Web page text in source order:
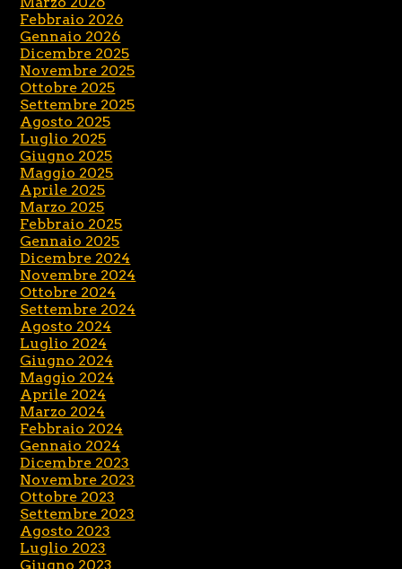
Febbraio 2026
Gennaio 2026
Dicembre 2025
Novembre 2025
Ottobre 2025
Settembre 2025
Agosto 2025
Luglio 2025
Giugno 2025
Maggio 2025
Aprile 2025
Marzo 2025
Febbraio 2025
Gennaio 2025
Dicembre 2024
Novembre 2024
Ottobre 2024
Settembre 2024
Agosto 2024
Luglio 2024
Giugno 2024
Maggio 2024
Aprile 2024
Marzo 2024
Febbraio 2024
Gennaio 2024
Dicembre 2023
Novembre 2023
Ottobre 2023
Settembre 2023
Agosto 2023
Luglio 2023
Giugno 2023